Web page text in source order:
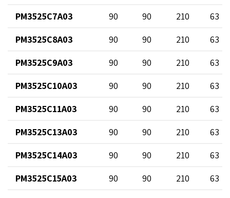
PM3525C7A03
90 90 210
63
PM3525C8A03
90 90 210
63
PM3525C9A03
90 90 210
63
PM3525C10A03
90 90 210
63
PM3525C11A03
90 90 210
63
PM3525C13A03
90 90 210
63
PM3525C14A03
90 90 210
63
PM3525C15A03
90 90 210 63